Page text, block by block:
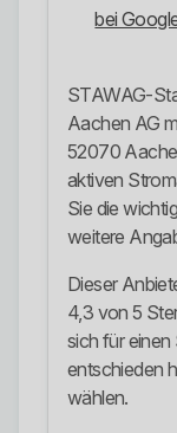
bei
STAWAG-
Aachen AG
52070
aktiven
Sie die
weitere
Dieser
4,3 von 5
sich für
entschieden
wählen.